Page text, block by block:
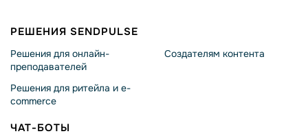
РЕШЕНИЯ SENDPULSE
Решения для онлайн-
преподавателей
Решения для ритейла и e-
commerce
Создателям контента
ЧАТ-БОТЫ